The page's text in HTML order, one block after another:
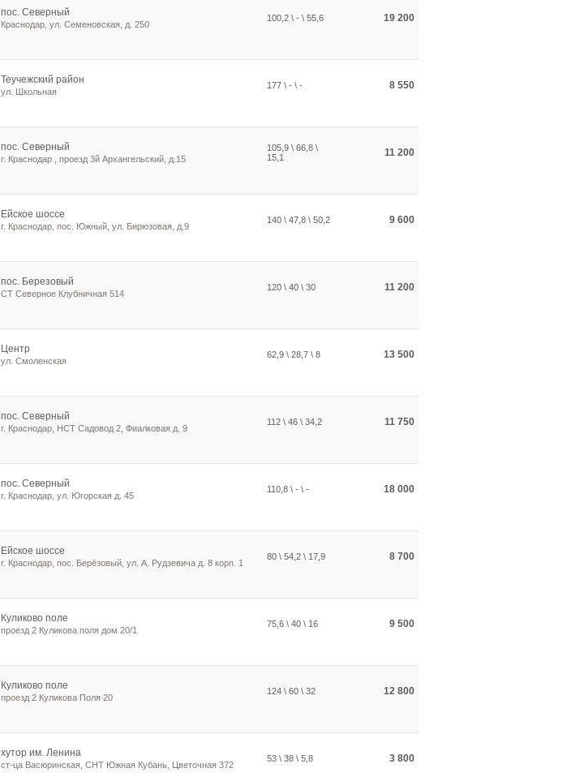
пос. Северный
Краснодар, ул. Семеновская, д. 250
100,2 \ - \ 55,6 19 200
Теучежский район
ул. Школьная
177 \ - \ - 8 550
пос. Северный
г. Краснодар , проезд 3й Архангельский, д.15
105,9 \ 66,8 \
15,1
11 200
Ейское шоссе
г. Краснодар, пос. Южный, ул. Бирюзовая, д.9
140 \ 47,8 \ 50,2 9 600
пос. Березовый
СТ Северное Клубничная 514
120 \ 40 \ 30 11 200
Центр
ул. Смоленская
62,9 \ 28,7 \ 8 13 500
пос. Северный
г. Краснодар, НСТ Садовод 2, Фиалковая д. 9
112 \ 46 \ 34,2 11 750
пос. Северный
г. Краснодар, ул. Югорская д. 45
110,8 \ - \ - 18 000
Ейское шоссе
г. Краснодар, пос. Берёзовый, ул. А. Рудзевича д. 8 корп. 1
80 \ 54,2 \ 17,9 8 700
Куликово поле
проезд 2 Куликова поля дом 20/1
75,6 \ 40 \ 16 9 500
Куликово поле
проезд 2 Куликова Поля 20
124 \ 60 \ 32 12 800
хутор им. Ленина
ст-ца Васюринская, СНТ Южная Кубань, Цветочная 372
53 \ 38 \ 5,8 3 800